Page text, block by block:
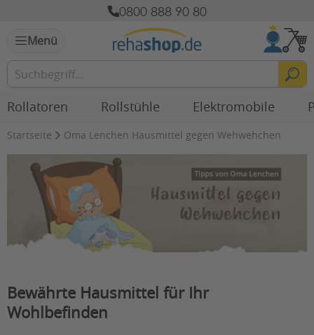
0800 888 90 80
Menü
Rollatoren Rollstühle Elektromobile
Startseite Oma Lenchen Hausmittel gegen Wehwehchen
Bewährte Hausmittel für Ihr
Wohlbefinden